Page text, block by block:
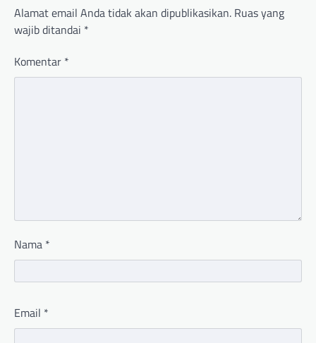
Alamat email Anda tidak akan dipublikasikan. Ruas yang
wajib ditandai *
Komentar *
Nama *
Email *